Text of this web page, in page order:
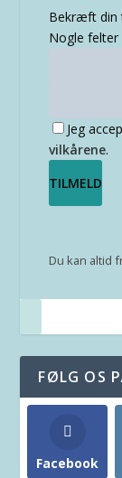
Bekræft din
Nogle felter
Jeg
vilkårene.
Du kan altid
FØLG OS
Facebook